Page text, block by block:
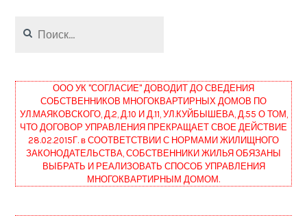
ООО УК "СОГЛАСИЕ" ДОВОДИТ ДО СВЕДЕНИЯ
СОБСТВЕННИКОВ МНОГОКВАРТИРНЫХ ДОМОВ ПО
УЛ.МАЯКОВСКОГО, Д.2, Д.10 И Д.11, УЛ.КУЙБЫШЕВА, Д.55 О ТОМ,
ЧТО ДОГОВОР УПРАВЛЕНИЯ ПРЕКРАЩАЕТ СВОЕ ДЕЙСТВИЕ
28.02.2015Г. в СООТВЕТСТВИИ С НОРМАМИ ЖИЛИЩНОГО
ЗАКОНОДАТЕЛЬСТВА, СОБСТВЕННИКИ ЖИЛЬЯ ОБЯЗАНЫ
ВЫБРАТЬ И РЕАЛИЗОВАТЬ СПОСОБ УПРАВЛЕНИЯ
МНОГОКВАРТИРНЫМ ДОМОМ.